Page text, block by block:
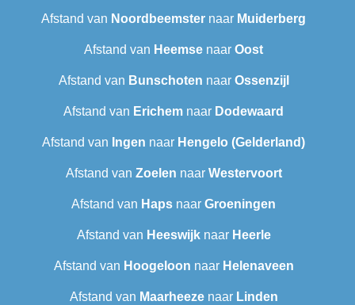
Afstand van Noordbeemster naar Muiderberg
Afstand van Heemse naar Oost
Afstand van Bunschoten naar Ossenzijl
Afstand van Erichem naar Dodewaard
Afstand van Ingen naar Hengelo (Gelderland)
Afstand van Zoelen naar Westervoort
Afstand van Haps naar Groeningen
Afstand van Heeswijknaar Heerle
Afstand van Hoogeloon naar Helenaveen
Afstand van Maarheezenaar Linden